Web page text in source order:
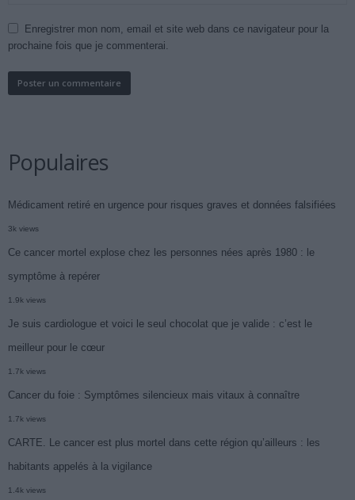
Enregistrer mon nom, email et site web dans ce navigateur pour la
prochaine fois que je commenterai.
Populaires
Médicament retiré en urgence pour risques graves et données falsifiées
3k views
Ce cancer mortel explose chez les personnes nées après 1980 : le
symptôme à repérer
1.9k views
Je suis cardiologue et voici le seul chocolat que je valide : c’est le
meilleur pour le cœur
1.7k views
Cancer du foie : Symptômes silencieux mais vitaux à connaître
1.7k views
CARTE. Le cancer est plus mortel dans cette région qu’ailleurs : les
habitants appelés à la vigilance
1.4k views